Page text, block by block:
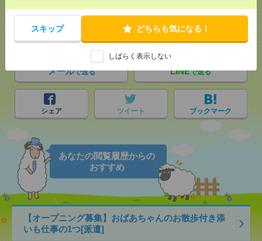
スキップ どちらも気になる！
しばらく表示しない
気になる！
メールで送る LINEで送る
シェア ツイート ブックマーク
あなたの閲覧履歴からの
おすすめ
【オープニング募集】おばあちゃんのお散歩付き添
いも仕事の1つ[派遣]